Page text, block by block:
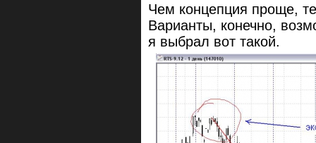
Чем концепция проще,
Варианты, конечно,
я выбрал вот такой.